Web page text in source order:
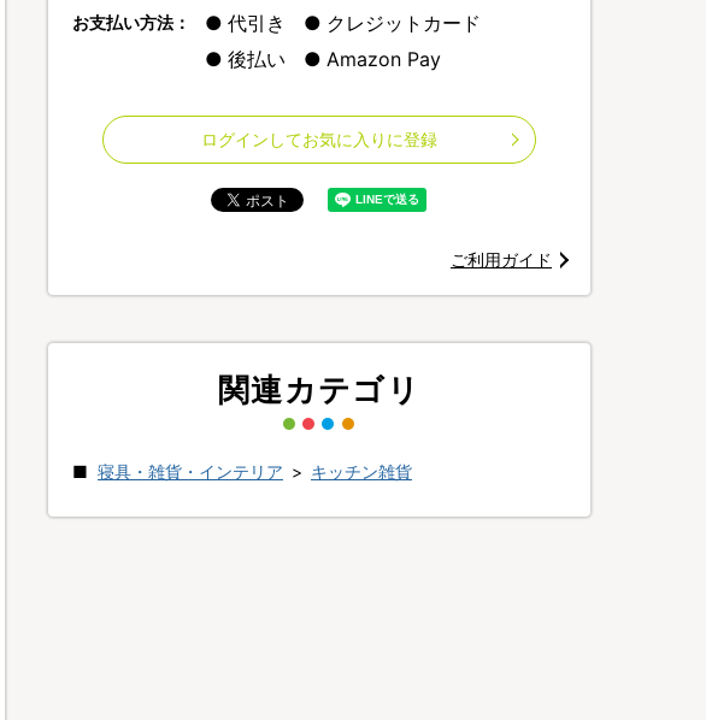
びりつきにくく、料理もおいしく仕上がるムテキバリアフライパン
お支払い方法： 代引き
クレジットカード
後払い
Amazon Pay
ログインしてお気に入りに登録
ご利用ガイド
関連カテゴリ
寝具・雑貨・インテリア > キッチン雑貨